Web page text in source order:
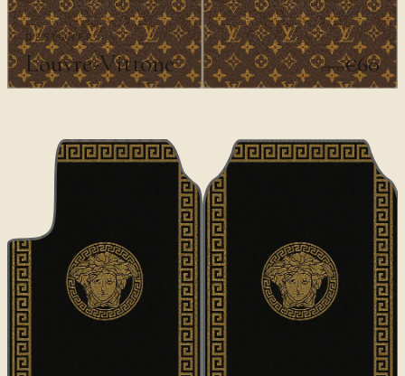
DESIGNER
Louvre-Vittone €100€60